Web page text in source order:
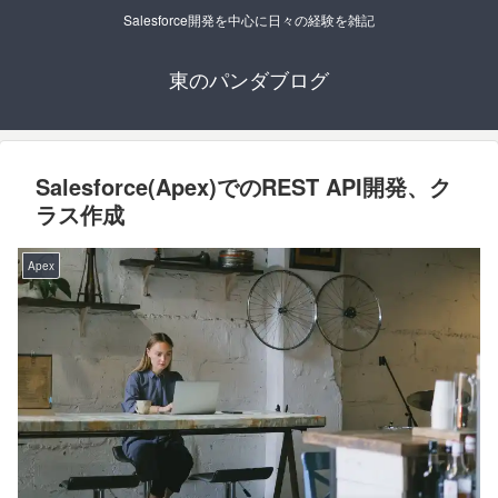
Salesforce開発を中心に日々の経験を雑記
東のパンダブログ
Salesforce(Apex)でのREST API開発、ク
ラス作成
Apex